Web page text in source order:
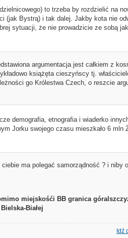
to trzeba by rozdzielić na
(jak Bystrą) i tak dalej. Jakby kota nie
sytuacji, że nie prowadzicie ze sobą
argumentacja jest całkiem z
książęta cieszyńscy tj.
go Królestwa Czech, o reszcie
demografia, etnografia i wiaderko
Jorku swojego czasu mieszkało 6 mln
ma polegać samorządność ? i niby
miejskośći BB granica
Białej
Idź